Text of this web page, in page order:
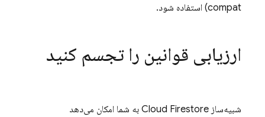
compat) استفاده شود.
ارزیابی قوانین را تجسم کنید
شبیه‌ساز Cloud Firestore به شما امکان می‌دهد